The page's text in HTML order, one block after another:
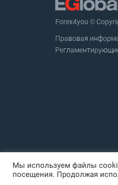
Forex4you ©
Правовая
Мы используем файлы
посещения. Продолжая